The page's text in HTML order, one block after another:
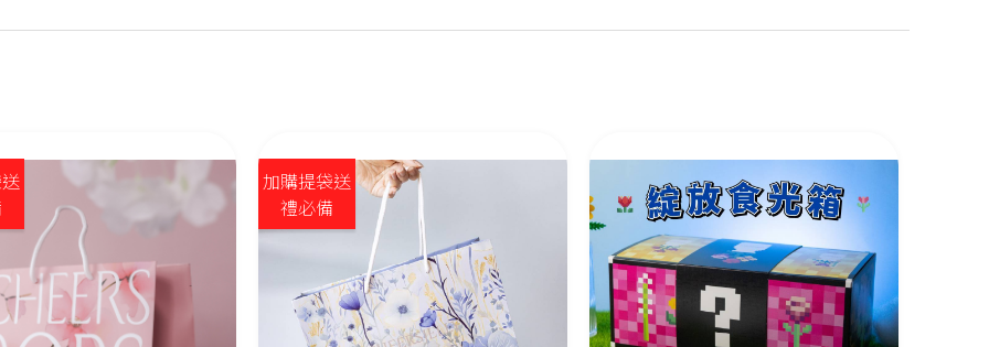
加購提袋送
禮必備